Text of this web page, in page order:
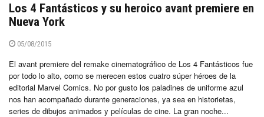
Los 4 Fantásticos y su heroico avant premiere en
Nueva York
05/08/2015
El avant premiere del remake cinematográfico de Los 4 Fantásticos fue
por todo lo alto, como se merecen estos cuatro súper héroes de la
editorial Marvel Comics. No por gusto los paladines de uniforme azul
nos han acompañado durante generaciones, ya sea en historietas,
series de dibujos animados y películas de cine. La gran noche...